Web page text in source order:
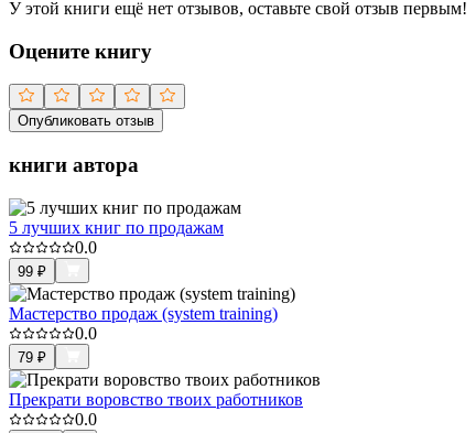
У этой книги ещё нет отзывов, оставьте свой отзыв первым!
Оцените книгу
Опубликовать отзыв
книги автора
5 лучших книг по продажам
0.0
99 ₽
Мастерство продаж (system training)
0.0
79 ₽
Прекрати воровство твоих работников
0.0